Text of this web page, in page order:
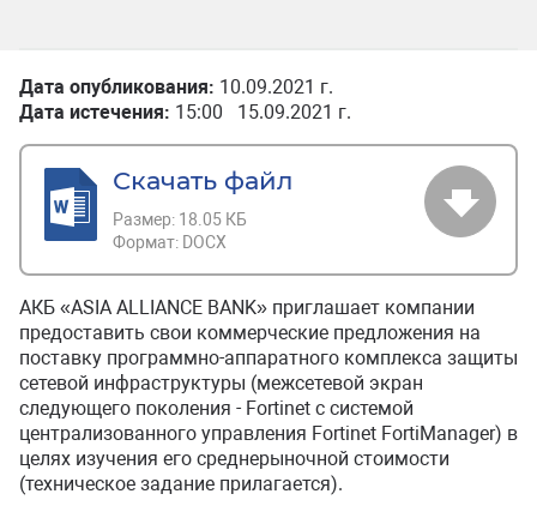
Дата опубликования: 10.09.2021 г.
Дата истечения: 15:00 15.09.2021 г.
Скачать файл
Размер: 18.05 КБ
Формат: DOCX
АКБ «ASIA ALLIANCE BANK» приглашает компании
предоставить свои коммерческие предложения на
поставку программно-аппаратного комплекса защиты
сетевой инфраструктуры (межсетевой экран
следующего поколения - Fortinet с системой
централизованного управления Fortinet FortiManager) в
целях изучения его среднерыночной стоимости
(техническое задание прилагается).